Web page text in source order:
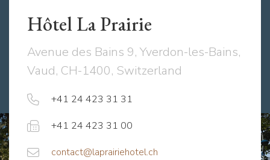
Hôtel La Prairie
Avenue des Bains 9, Yverdon-les-Bains,
Vaud, CH-1400, Switzerland
+41 24 423 31 31
+41 24 423 31 00
contact@laprairiehotel.ch